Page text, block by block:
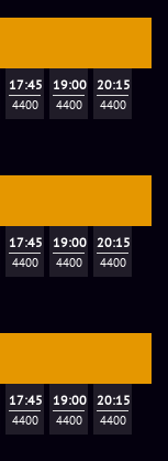
17:45
4400
19:00
4400
20:15
4400
17:45
4400
19:00
4400
20:15
4400
17:45
4400
19:00
4400
20:15
4400